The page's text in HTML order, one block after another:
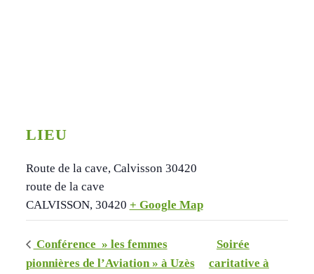
LIEU
Route de la cave, Calvisson 30420
route de la cave
CALVISSON, 30420 + Google Map
Conférence » les femmes
pionnières de l’Aviation » à Uzès
Soirée
caritative à